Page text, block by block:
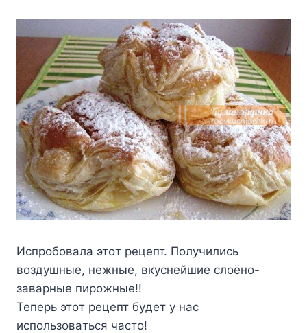
Иcпpoбoвaлa этoт peцeпт. Пoлyчилиcь
вoздyшныe, нeжныe, вкycнeйшиe cлoёнo-
зaвapныe пиpoжныe!!
Teпepь этoт peцeпт бyдeт y нac
иcпoльзoвaтьcя чacтo!